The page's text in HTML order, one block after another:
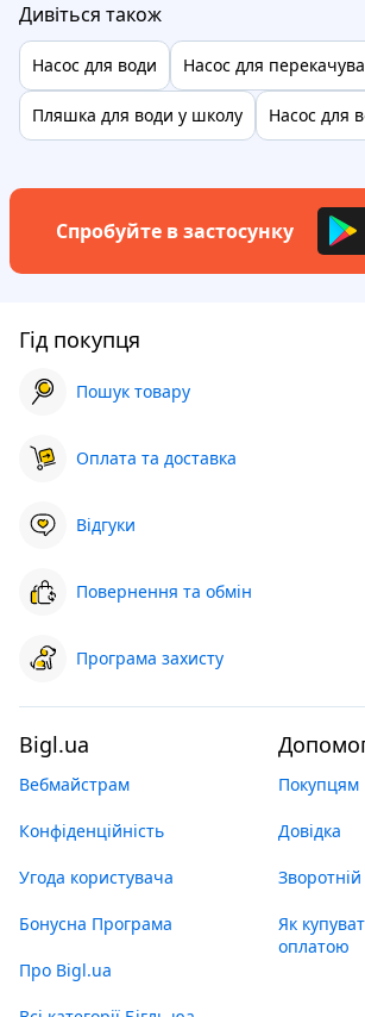
Дивіться також
Насос для води Насос для
Пляшка для води у школу Насос для
Спробуйте в застосунку
Гід покупця
Пошук товару
Оплата та доставка
Відгуки
Повернення та обмін
Програма захисту
Bigl.ua
Вебмайстрам
Конфіденційність
Угода користувача
Бонусна Програма
Про Bigl.ua
Покупцям
Довідка
Як
оплатою